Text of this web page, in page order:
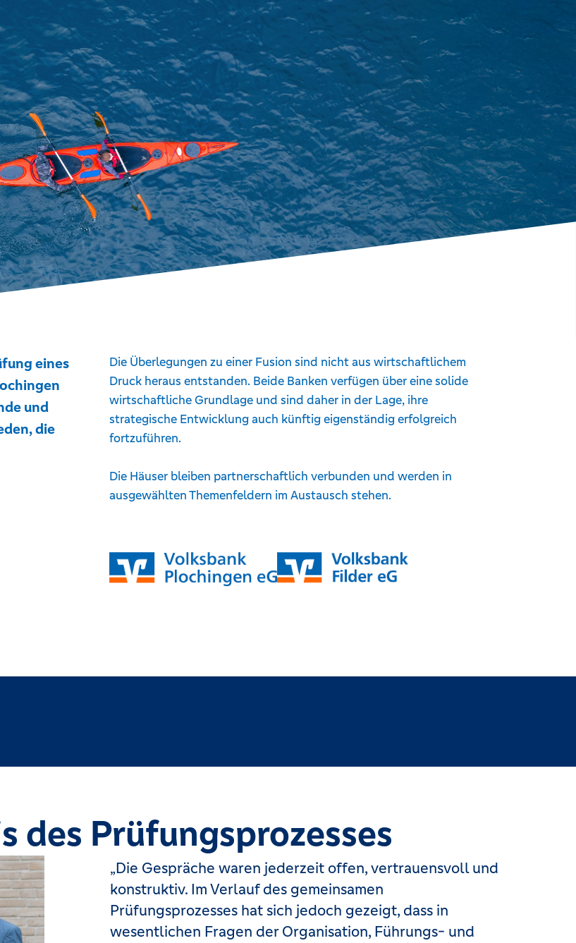
eines
und
die
Die Überlegungen zu einer Fusion sind nicht aus wirtschaftlichem
Druck heraus entstanden. Beide Banken verfügen über eine solide
wirtschaftliche Grundlage und sind daher in der Lage, ihre
strategische Entwicklung auch künftig eigenständig erfolgreich
fortzuführen.
Die Häuser bleiben partnerschaftlich verbunden und werden in
ausgewählten Themenfeldern im Austausch stehen.
des Prüfungsprozesses
„Die Gespräche waren jederzeit offen, vertrauensvoll und
konstruktiv. Im Verlauf des gemeinsamen
Prüfungsprozesses hat sich jedoch gezeigt, dass in
wesentlichen Fragen der Organisation, Führungs- und